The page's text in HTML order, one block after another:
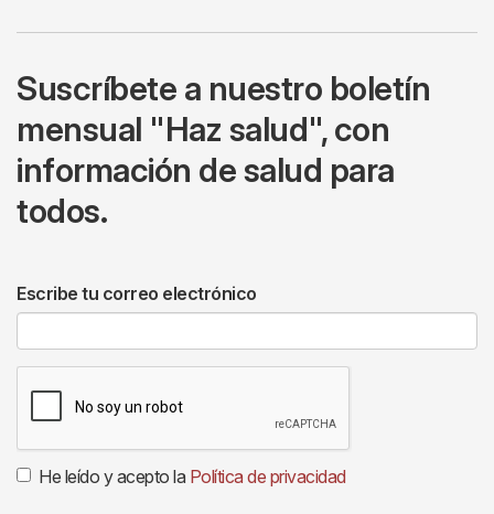
Suscríbete a nuestro boletín
mensual "Haz salud", con
información de salud para
todos.
Escribe tu correo electrónico
He leído y acepto la Política de privacidad